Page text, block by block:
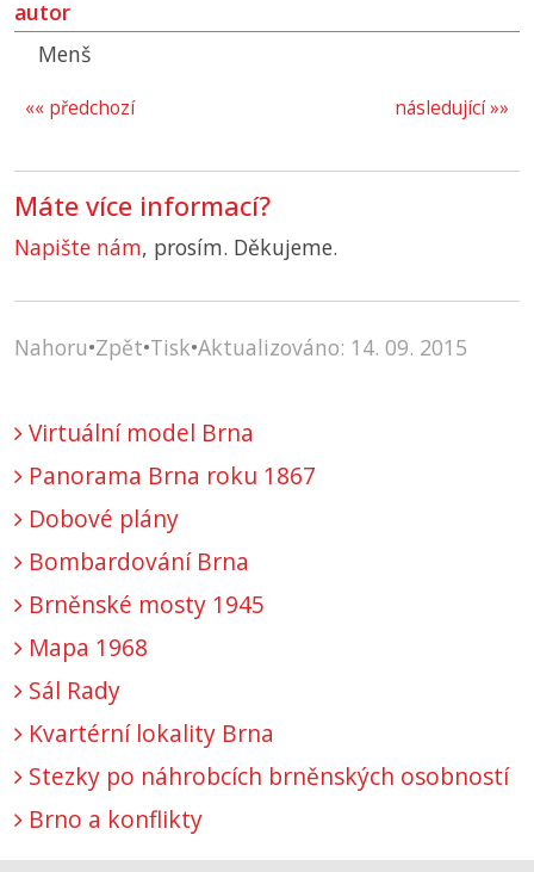
autor
Menš
následující »»
«« předchozí
Máte více informací?
Napište nám, prosím. Děkujeme.
Nahoru•Zpět•Tisk•Aktualizováno: 14. 09. 2015
Virtuální model Brna
Panorama Brna roku 1867
Dobové plány
Bombardování Brna
Brněnské mosty 1945
Mapa 1968
Sál Rady
Kvartérní lokality Brna
Stezky po náhrobcích brněnských osobností
Brno a konflikty